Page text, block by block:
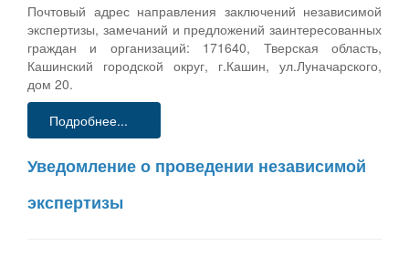
Почтовый адрес направления заключений независимой
экспертизы, замечаний и предложений заинтересованных
граждан и организаций: 171640, Тверская область,
Кашинский городской округ, г.Кашин, ул.Луначарского,
дом 20.
Подробнее...
Уведомление о проведении независимой
экспертизы